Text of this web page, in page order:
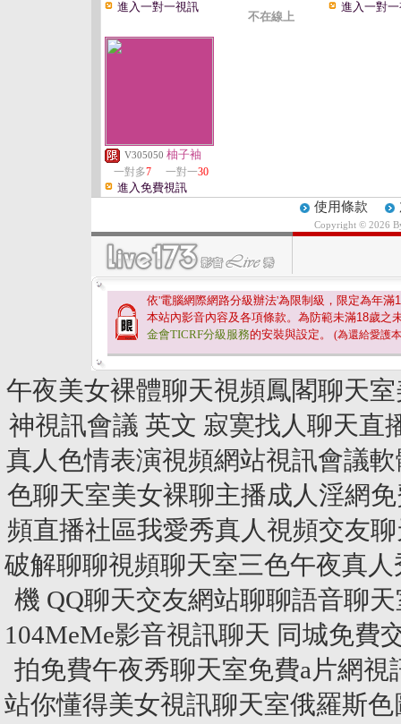
進入一對一視訊
不在線上
進入一對
V305050 柚子袖
一對多7 一對一30
進入免費視訊
使用條款
Copyright © 2026
依'電腦網際網路分級辦法'為限制級，限定為年滿
本站內影音內容及各項條款。為防範未滿18歲之
金會TICRF分級服務的安裝與設定。 (為還給愛護
午夜美女裸體聊天視頻鳳閣聊天
神視訊會議 英文 寂寞找人聊天
真人色情表演視頻網站視訊會議
色聊天室美女裸聊主播成人淫網
頻直播社區我愛秀真人視頻交友
破解聊聊視頻聊天室三色午夜真
機 QQ聊天交友網站聊聊語音聊
104MeMe影音視訊聊天 同城免費
拍免費午夜秀聊天室免費a片網
站你懂得美女視訊聊天室俄羅斯